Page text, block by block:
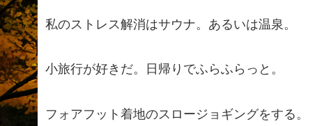
私のストレス解消はサウナ。あるいは温泉。
小旅行が好きだ。日帰りでふらふらっと。
フォアフット着地のスロージョギングをする。